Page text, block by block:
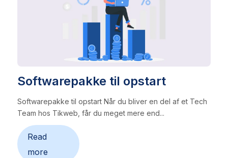
Softwarepakke til opstart
Softwarepakke til opstart Når du bliver en del af et Tech
Team hos Tikweb, får du meget mere end...
Read
more